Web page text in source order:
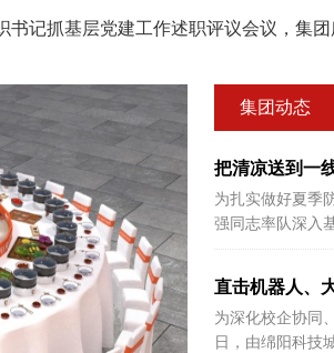
记抓基层党建工作述职评议会议，集
集团动态
把清凉送到一
为扎实做好夏季
强同志率队深入
直击机器人、
为深化校企协同
日，由绵阳科技